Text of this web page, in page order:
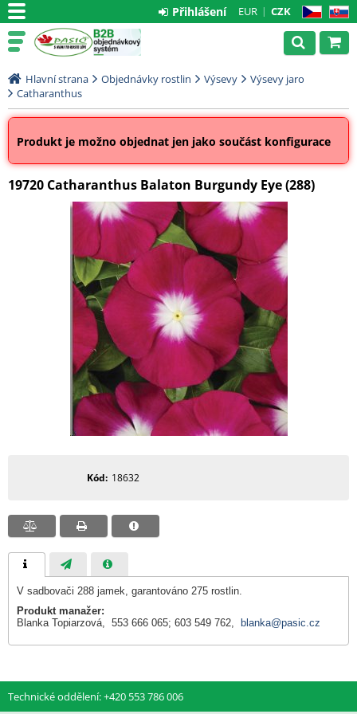
CZ SK
EUR CZK
Přihlášení
Hlavní strana Objednávky rostlin Výsevy
Výsevy jaro
Catharanthus
Produkt je možno objednat jen jako součást konfigurace
19720 Catharanthus Balaton Burgundy Eye (288)
Kód 18632
V sadbovači 288 jamek, garantováno 275 rostlin.
Produkt manažer:
Blanka Topiarzová, 553 666 065; 603 549 762,
blanka@pasic.cz
Technické oddělení: +420 553 786 006